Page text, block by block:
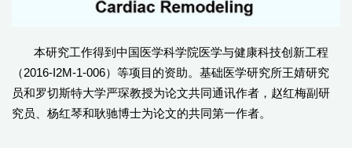
本研究工作得到中国医学科学院医学与健康科技创新工程
（2016-I2M-1-006）等项目的资助。基础医学研究所王婧研究
员和罗切斯特大学严琛教授为论文共同通讯作者，赵红梅副研
究员、杨红琴和耿驰博士为论文的共同第一作者。